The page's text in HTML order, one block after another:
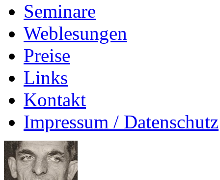
Seminare
Weblesungen
Preise
Links
Kontakt
Impressum / Datenschutz